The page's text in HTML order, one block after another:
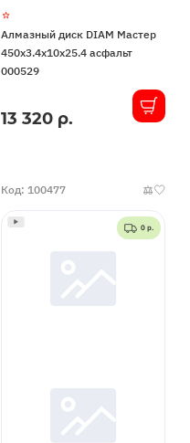
Алмазный диск DIAM Мастер
450x3.4x10x25.4 асфальт
000529
В
13 320 р.
Код: 100477
0 р.